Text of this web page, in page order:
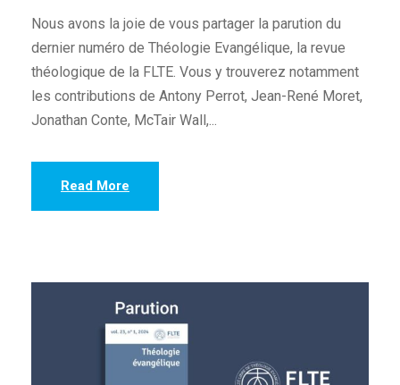
Nous avons la joie de vous partager la parution du
dernier numéro de Théologie Evangélique, la revue
théologique de la FLTE. Vous y trouverez notamment
les contributions de Antony Perrot, Jean-René Moret,
Jonathan Conte, McTair Wall,...
Read More